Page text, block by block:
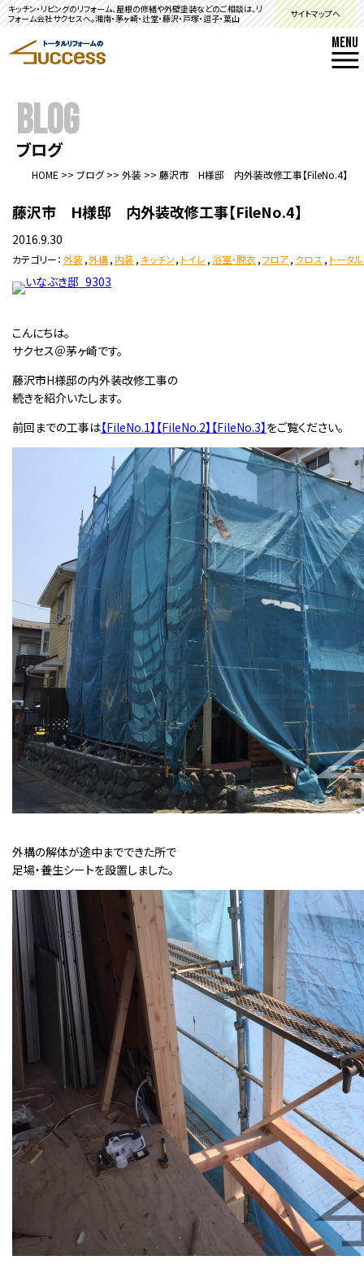
キッチン・リビングのリフォーム、屋根の修繕や外壁塗装などのご相談は、リ
フォーム会社サクセスへ。湘南・茅ヶ崎・辻堂・藤沢・戸塚・逗子・葉山
サイトマップへ
MENU
BLOG
ブログ
HOME >> ブログ>> 外装 >> 藤沢市 H様邸 内外装改修工事【FileNo.4】
藤沢市 H様邸 内外装改修工事【FileNo.4】
2016.9.30
カテゴリー： 外装 ,外構, 内装 , キッチン, トイレ ,浴室・脱衣 ,フロア, クロス , トータ
こんにちは。
サクセス＠茅ヶ崎です。
藤沢市H様邸の内外装改修工事の
続きを紹介いたします。
前回までの工事は【FileNo.1】 【FileNo.2】 【FileNo.3】をご覧ください。
外構の解体が途中までできた所で
足場・養生シートを設置しました。